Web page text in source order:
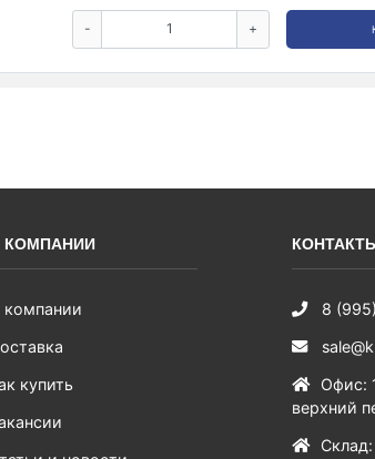
- +
КОМПАНИИ
компании
купить
8
Офис:
верхний
Склад: